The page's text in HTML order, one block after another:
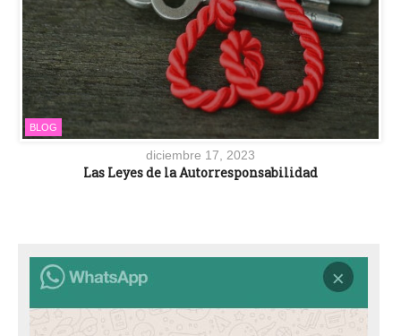
BLOG
diciembre 17, 2023
Las Leyes de la Autorresponsabilidad